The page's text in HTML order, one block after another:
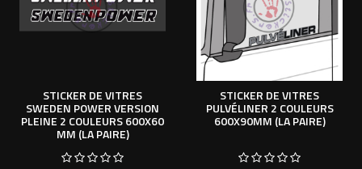
STICKER DE VITRES
SWEDEN POWER VERSION
PLEINE 2 COULEURS 600X60
MM (LA PAIRE)
STICKER DE VITRES
PULVÉLINER 2 COULEURS
600X90MM (LA PAIRE)